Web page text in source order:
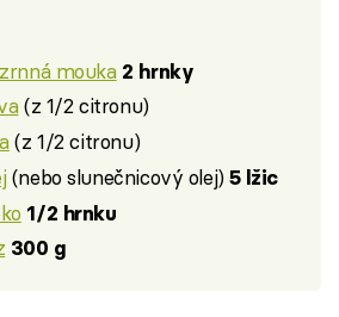
mouka 2 hrnky
(z 1/2 citronu)
(z 1/2 citronu)
(nebo slunečnicový olej)5 lžic
1/2 hrnku
300 g